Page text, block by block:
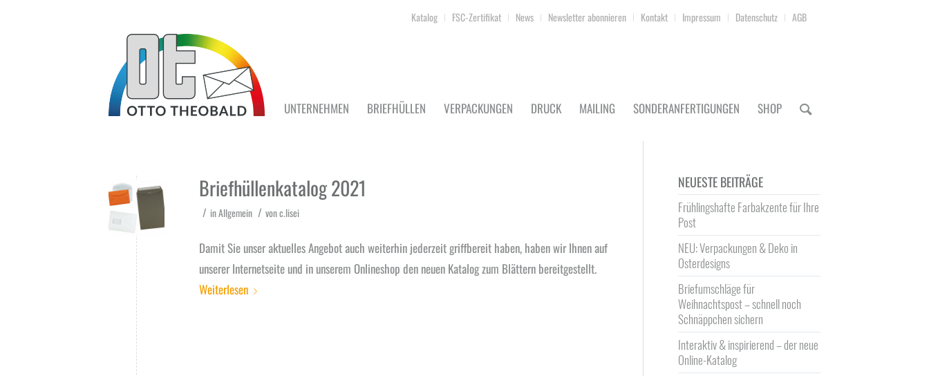
Katalog FSC-Zertifikat News Newsletter abonnieren Kontakt Impressum Datenschutz AGB
UNTERNEHMEN BRIEFHÜLLEN VERPACKUNGEN DRUCK MAILING SONDERANFERTIGUNGEN SHOP
Briefhüllenkatalog 2021
/ inAllgemein / vonc.lisei
Damit Sie unser aktuelles Angebot auch weiterhin jederzeit griffbereit haben, haben wir Ihnen auf
unserer Internetseite und in unserem Onlineshop den neuen Katalog zum Blättern bereitgestellt.
Weiterlesen
NEUESTE BEITRÄGE
Frühlingshafte Farbakzente für Ihre
Post
NEU: Verpackungen & Deko in
Osterdesigns
Briefumschläge für
Weihnachtspost – schnell noch
Schnäppchen sichern
Interaktiv & inspirierend – der neue
Online-Katalog